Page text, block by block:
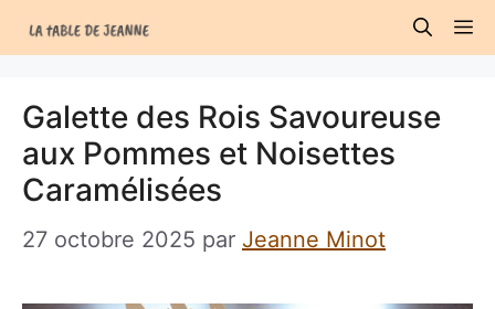
au
Galette des Rois Savoureuse
aux Pommes et Noisettes
Caramélisées
27 octobre 2025 par Jeanne Minot